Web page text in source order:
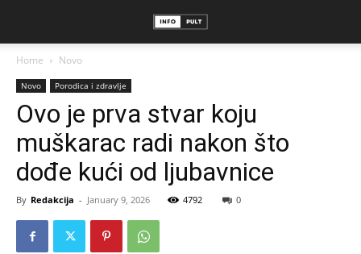
Home Novo
Novo Porodica i zdravlje
Ovo je prva stvar koju
muškarac radi nakon što
dođe kući od ljubavnice
By Redakcija - January 9, 2026 4792 0